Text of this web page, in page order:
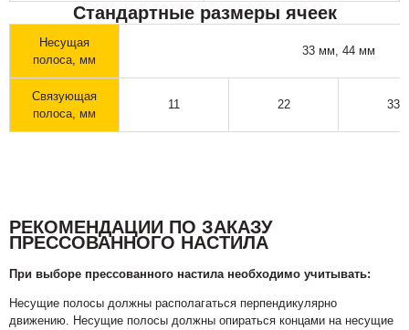
Стандартные размеры ячеек
Несущая
полоса, мм
33 мм, 44 мм
Связующая
полоса, мм
11 22 33
РЕКОМЕНДАЦИИ ПО ЗАКАЗУ
ПРЕССОВАННОГО НАСТИЛА
При выборе прессованного настила необходимо учитывать:
Несущие полосы должны располагаться перпендикулярно
движению. Несущие полосы должны опираться концами на несущие